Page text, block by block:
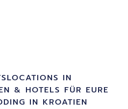
IN
& HOTELS FÜR EURE
IN KROATIEN